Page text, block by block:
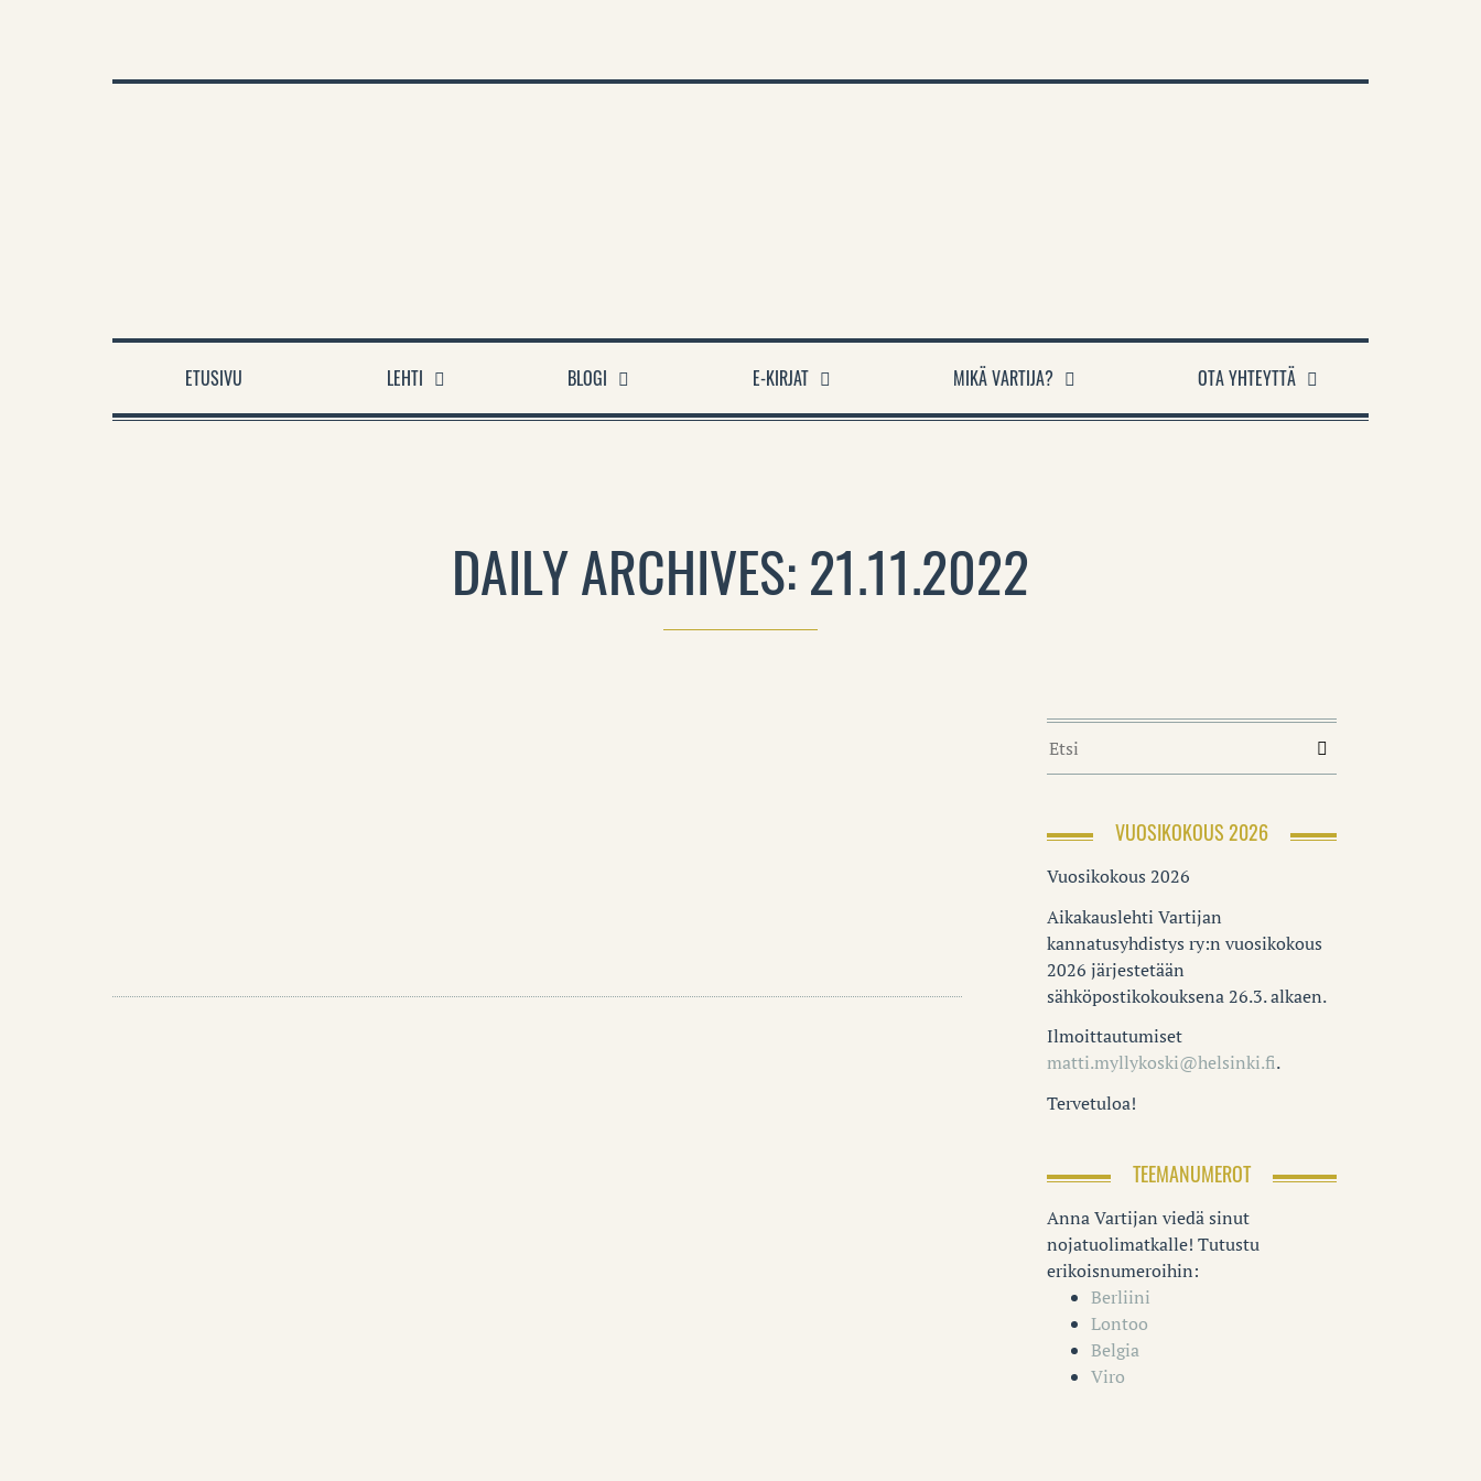
ETUSIVU LEHTI BLOGI E-KIRJAT MIKÄ VARTIJA? OTA YHTEYTTÄ
DAILY ARCHIVES: 21.11.2022
VUOSIKOKOUS 2026
Vuosikokous 2026
Aikakauslehti Vartijan
kannatusyhdistys ry:n vuosikokous
2026 järjestetään
sähköpostikokouksena 26.3. alkaen.
Ilmoittautumiset
matti.myllykoski@helsinki.fi.
Tervetuloa!
TEEMANUMEROT
Anna Vartijan viedä sinut
nojatuolimatkalle! Tutustu
erikoisnumeroihin:
Berliini
Lontoo
Belgia
Viro